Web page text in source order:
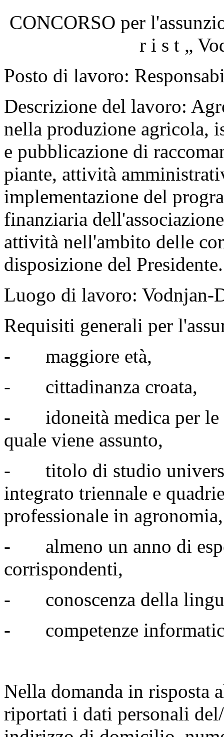
CONCORSO per
r i s t „
Posto di lavoro:
Descrizione del lavoro:
nella produzione agricola,
e pubblicazione di
piante, attività
implementazione del
finanziaria
attività nell'ambito delle
disposizione del Presidente.
Luogo di lavoro: Vodnjan-
Requisiti generali per
- maggiore età,
- cittadinanza croata,
- idoneità medica per le
quale viene assunto,
- titolo di studio
integrato triennale e
professionale in agronomia,
- almeno un anno di
corrispondenti,
- conoscenza della
- competenze
Nella domanda in risposta
riportati i dati personali